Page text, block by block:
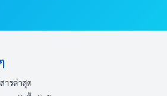
ารล่าสุด